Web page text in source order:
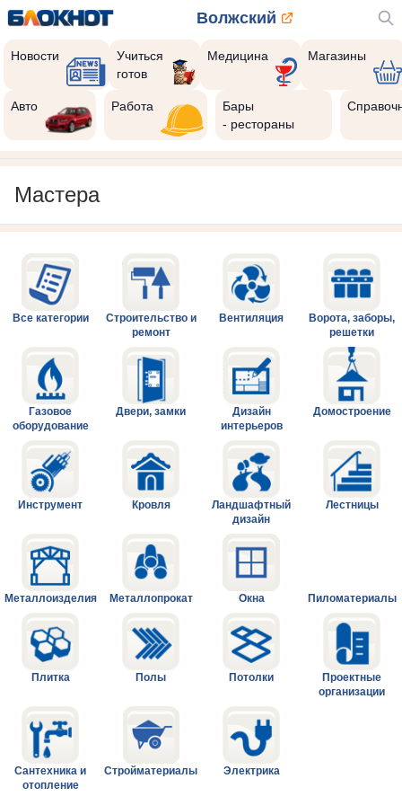
Волжский
Новости
Учиться
готов
Медицина Магазины
Авто Работа
Бары
- рестораны
Мастера
Все категории
Строительство и
ремонт
Вентиляция
Ворота, заборы,
решетки
Газовое
оборудование
Двери, замки
Дизайн
интерьеров
Домостроение
Инструмент Кровля
Ландшафтный
дизайн
Лестницы
Металлоизделия Металлопрокат Окна Пиломатериалы
Плитка Полы Потолки
Проектные
организации
Сантехника и
отопление
Стройматериалы Электрика